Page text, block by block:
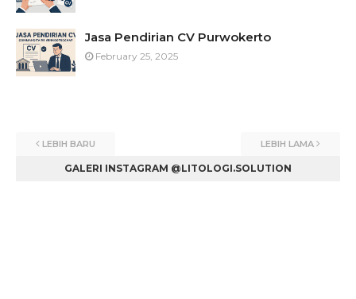
Jasa Pendirian CV Purwokerto
February 25, 2025
LEBIH BARU LEBIH LAMA
GALERI INSTAGRAM @LITOLOGI.SOLUTION